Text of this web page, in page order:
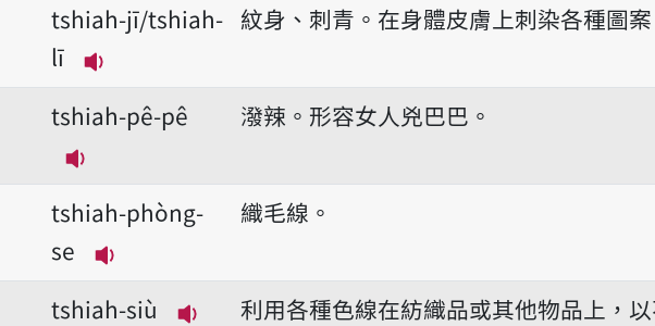
tshiah-jī/tshiah-
lī
播放音讀tshiah-jī/tshiah-lī
紋身、刺青。在身體皮膚上刺染各種圖案
tshiah-pê-pê
播放音讀tshiah-pê-pê
潑辣。形容女人兇巴巴。
tshiah-phòng-
se
播放音讀tshiah-phòng-se
織毛線。
tshiah-siù
利用各種色線在紡織品或其他物品上，